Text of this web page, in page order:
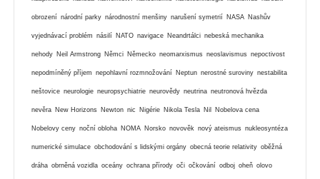
obrození národní parky národnostní menšiny narušení symetrií NASA Nashův
vyjednávací problém násilí NATO navigace Neandrtálci nebeská mechanika
nehody Neil Armstrong Němci Německo neomarxismus neoslavismus nepoctivost
nepodmíněný příjem nepohlavní rozmnožování Neptun nerostné suroviny nestabilita
neštovice neurologie neuropsychiatrie neurovědy neutrina neutronová hvězda
nevěra New Horizons Newton nic Nigérie Nikola Tesla Nil Nobelova cena
Nobelovy ceny noční obloha NOMA Norsko novověk nový ateismus nukleosyntéza
numerické simulace obchodování s lidskými orgány obecná teorie relativity oběžná
dráha obrněná vozidla oceány ochrana přírody oči očkování odboj oheň olovo